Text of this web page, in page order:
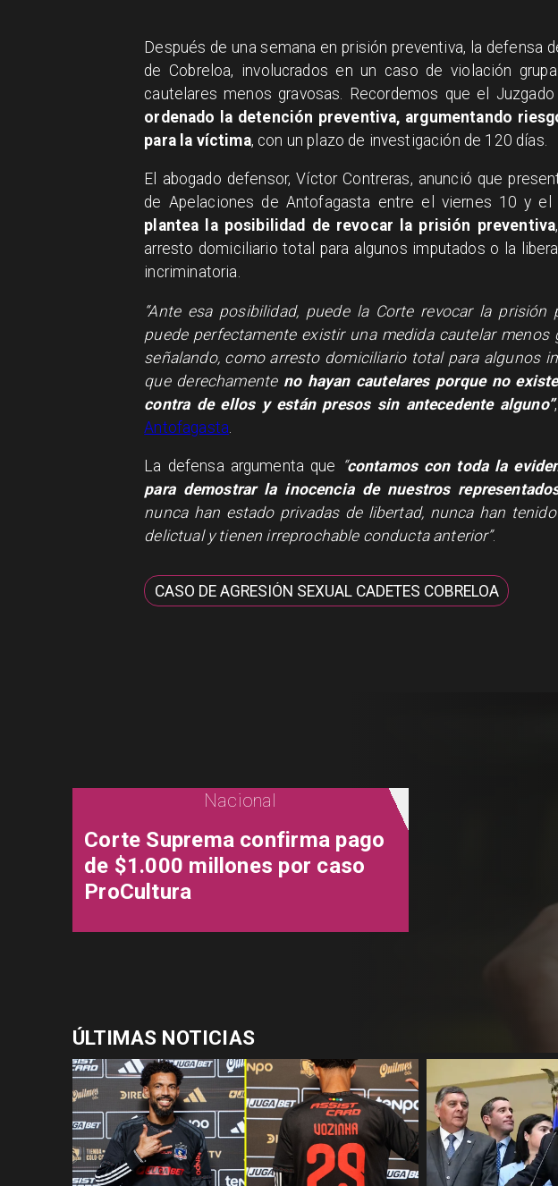
​Después de una semana en prisión preventiva, la defensa
de Cobreloa, involucrados en un caso de violación
cautelares menos gravosas. Recordemos que el
ordenado la detención preventiva, argumentando
para la víctima, con un plazo de investigación de 120 días.
​El abogado defensor, Víctor Contreras, anunció que
de Apelaciones de Antofagasta entre el viernes 10 y el
plantea la posibilidad de revocar la prisión preventiva
arresto domiciliario total para algunos imputados o la
incriminatoria.
​“Ante esa posibilidad, puede la Corte revocar la prisión
puede perfectamente existir una medida cautelar menos
señalando, como arresto domiciliario total para algunos
que derechamente no hayan cautelares porque no
contra de ellos y están presos sin antecedente alguno”
Antofagasta
​La defensa argumenta que “contamos con toda la
para demostrar la inocencia de nuestros
nunca han estado privadas de libertad, nunca han
delictual y tienen irreprochable conducta anterior”.
CASO DE AGRESIÓN SEXUAL CADETES COBRELOA
Nacional
Corte Suprema confirma pago
de $1.000 millones por caso
ProCultura
ÚLTIMAS NOTICIAS